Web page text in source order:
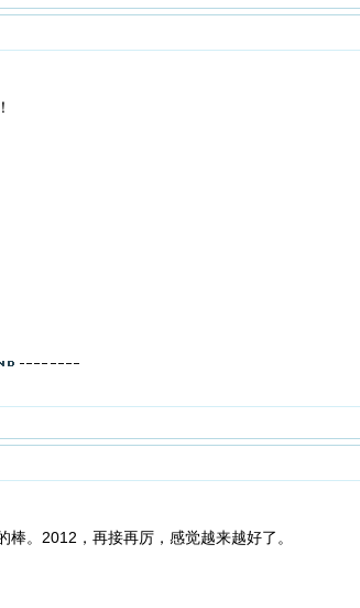
。2012，再接再厉，感觉越来越好了。